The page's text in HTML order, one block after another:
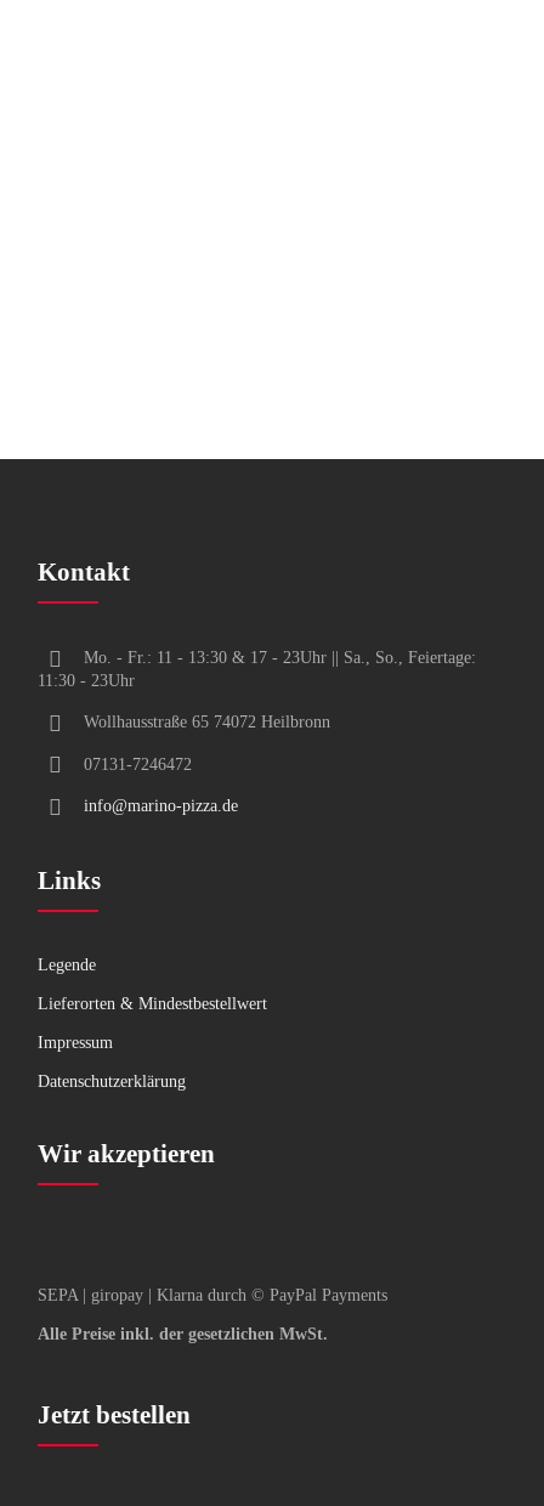
Kontakt
Mo. - Fr.: 11 - 13:30 & 17 - 23Uhr || Sa., So., Feiertage:
11:30 - 23Uhr
Wollhausstraße 65 74072 Heilbronn
07131-7246472
info@marino-pizza.de
Links
Legende
Lieferorten & Mindestbestellwert
Impressum
Datenschutzerklärung
Wir akzeptieren
SEPA | giropay | Klarna durch © PayPal Payments
Alle Preise inkl. der gesetzlichen MwSt.
Jetzt bestellen